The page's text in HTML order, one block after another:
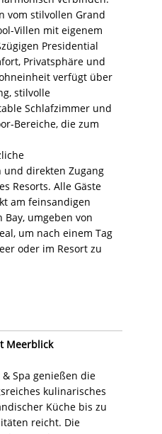
vom stilvollen Grand
Villen mit eigenem
Presidential
Privatsphäre und
verfügt über
stilvolle
Schlafzimmer und
Bereiche, die zum
und direkten Zugang
Resorts. Alle Gäste
am feinsandigen
umgeben von
um nach einem Tag
oder im Resort zu
Meerblick
Spa genießen die
kulinarisches
Küche bis zu
reicht. Die